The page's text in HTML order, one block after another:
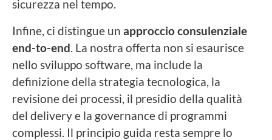
sicurezza nel tempo.
Infine, ci distingue un approccio consulenziale
end-to-end. La nostra offerta non si esaurisce
nello sviluppo software, ma include la
definizione della strategia tecnologica, la
revisione dei processi, il presidio della qualità
del delivery e la governance di programmi
complessi. Il principio guida resta sempre lo